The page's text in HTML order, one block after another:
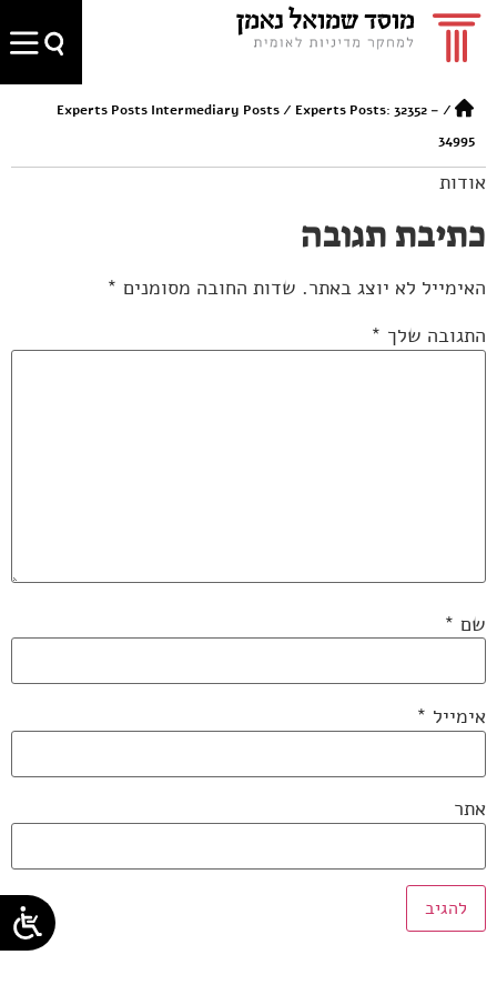
/
Experts Posts Intermediary Posts/ Experts Posts: 32352 –
34995
אודות
כתיבת תגובה
האימייל לא יוצג באתר. שדות החובה מסומנים *
התגובה שלך *
שם *
אימייל *
אתר